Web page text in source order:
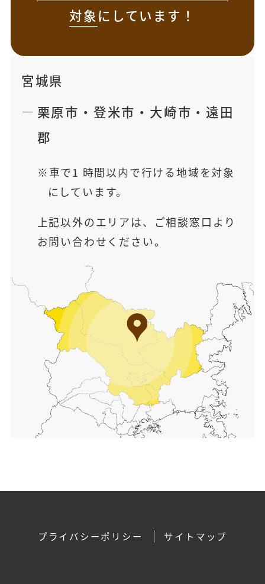
対象にしています！
宮城県
栗原市 ・ 登米市 ・ 大崎市 ・ 遠田
郡
車で1 時間以内で行ける地域を対象
にしています。
上記以外のエリアは、ご相談窓口より
お問い合わせください。
プライバシーポリシー サイトマップ